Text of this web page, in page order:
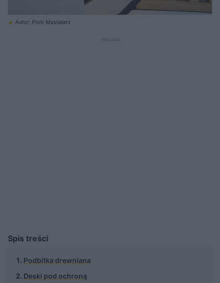
Autor: Piotr Mastalerz
Spis treści
Podbitka drewniana
Deski pod ochroną